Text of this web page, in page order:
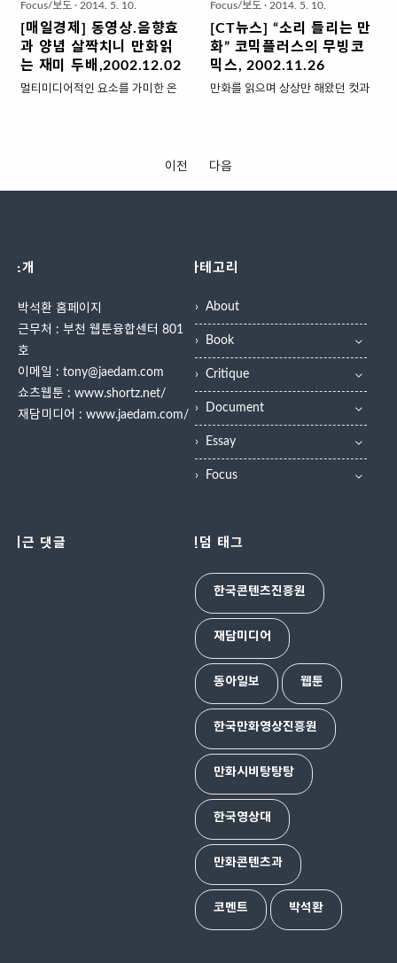
일도 담당하게 됐다. 3.‘내 마음으로
삭발을…’-그때는 최선의 선택이 지
금은 최악인 경우도 있겠지~ 등단,
첫 출판 그리고 일간지 칼럼 연재가
500~1,000권으로 출발했다는 점
을 상기하면 괄목할 만한 성장이다.
일반 만화대여점이나 만화방의 보
유작품은 5,000~3만6,000여 종
Focus/보도 · 2014. 5. 10.
[매일경제] 동영상.음향효
과 양념 살짝치니 만화읽
는 재미 두배,2002.12.02
멀티미디어적인 요소를 가미한 온
시 범 서비스중인 '무빙 코믹스'가
을 여는 장면에서 정말로 문열리는
는 배경음악과 효과음이 흐르기도
한다. 또한 말풍 선이 나타났다 사라
지고 인물이 움직이기도 한다.등장
인물이나 사 물들에 간단한 움직임
을 부여함으로써 각 페이지의 주요
이미지들을 독자가 확실히 느낄 수
있도록 하려는 목적에서다. 현재
Focus/보도 · 2014. 5. 10.
[CT뉴스] “소리 들리는 만
화” 코믹플러스의 무빙코
믹스, 2002.11.26
만화를 읽으며 상상만 해왔던 컷과
시범 서비스 중인 무빙코믹스
의 만화 서비스다.무빙코믹스에서
소리가 현실처럼 들리게 된다. 또 주
했다. 또한 장면에 어울리는 배경음
에 따라 대화창이 나타났다 사라진
다. 경우에 따라 만화의 등장인물이
컷을 뚫고 뛰쳐나와 상황을 극적으
로 표현하는 등 읽는 재미에 보..
이전 다음
소개
박석환 홈페이지
근무처 : 부천 웹툰융합센터 801
호
이메일 : tony@jaedam.com
쇼츠웹툰 : www.shortz.net/
재담미디어 : www.jaedam.com/
카테고리
About
Book
Critique
Document
Essay
Focus
최근 댓글 랜덤 태그
한국콘텐츠진흥원
재담미디어
동아일보 웹툰
한국만화영상진흥원
만화시비탕탕탕
한국영상대
만화콘텐츠과
코멘트 박석환